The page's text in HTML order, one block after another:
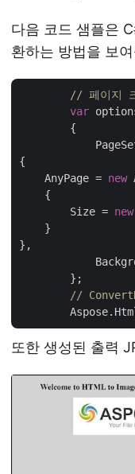
다음 코드 샘플은
환하는 방법을 보
// 페이지
var
        {
{
    AnyPage =
new
    {
        Size =
new
    }
},
        };
//
또한 생성된 출력